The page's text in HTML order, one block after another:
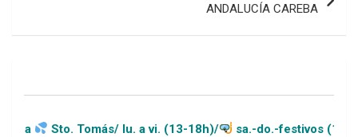
ANDALUCÍA CAREBA
lu. a vi. (13-18h)/ sa.-do.-festivos (11-20h)